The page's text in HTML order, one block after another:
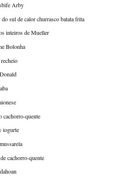
Arby
do sul de calor churrasco batata frita
inteiros de Mueller
Bolonha
cachorro-quente
iogurte
cachorro-quente